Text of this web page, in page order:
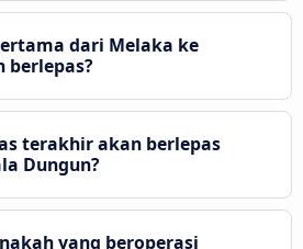
dari Melaka ke
berlepas?
terakhir akan berlepas
Dungun?
yang beroperasi